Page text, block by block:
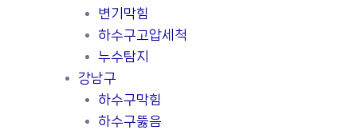
변기막힘
하수구고압세척
누수탐지
강남구
하수구막힘
하수구뚫음